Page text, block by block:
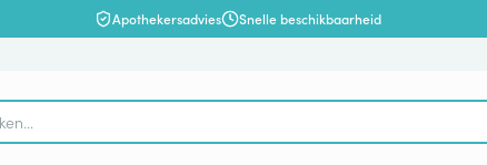
Apothekersadvies Snelle beschikbaarheid